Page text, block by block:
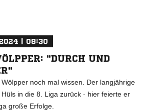
| 08:30
"DURCH UND
noch mal wissen. Der langjährige
in die 8. Liga zurück - hier feierte er
große Erfolge.